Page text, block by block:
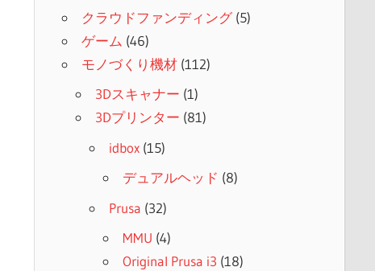
クラウドファンディング(5)
ゲーム (46)
モノづくり機材(112)
3Dスキャナー (1)
3Dプリンター (81)
idbox(15)
デュアルヘッド (8)
Prusa (32)
MMU (4)
Original Prusa i3 (18)